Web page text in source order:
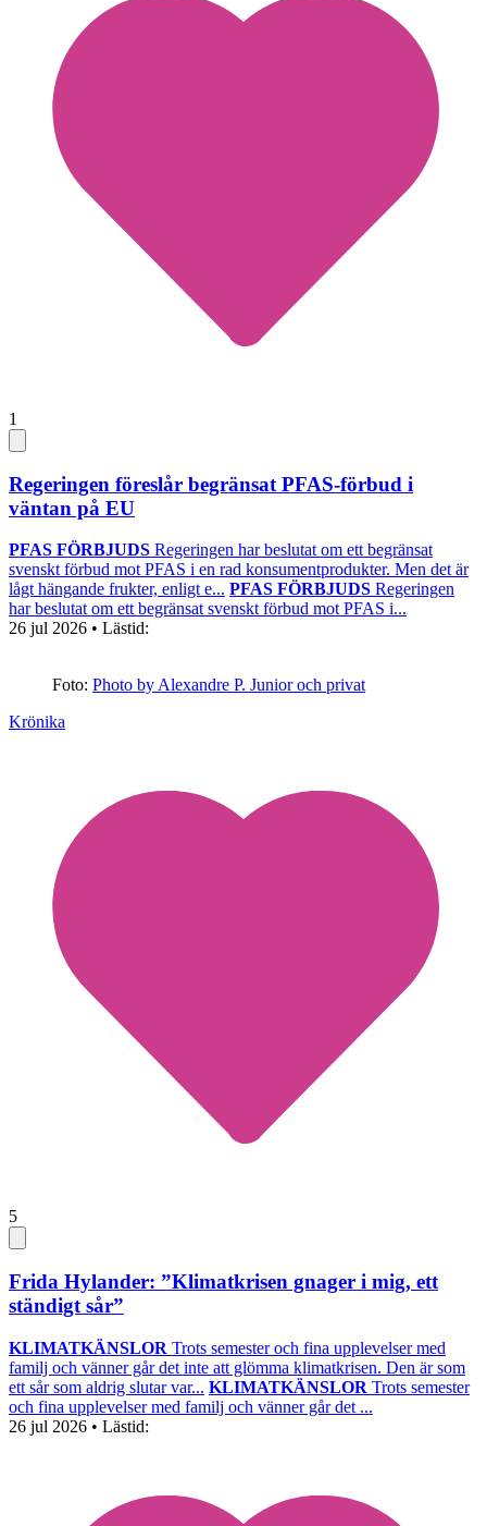
1
Regeringen föreslår begränsat PFAS-förbud i
väntan på EU
PFAS FÖRBJUDS Regeringen har beslutat om ett begränsat
svenskt förbud mot PFAS i en rad konsumentprodukter. Men det är
lågt hängande frukter, enligt e... PFAS FÖRBJUDS Regeringen
har beslutat om ett begränsat svenskt förbud mot PFAS i...
26 jul 2026 • Lästid:
Foto: Photo by Alexandre P. Junior och privat
Krönika
5
Frida Hylander: ”Klimatkrisen gnager i mig, ett
ständigt sår”
KLIMATKÄNSLOR Trots semester och fina upplevelser med
familj och vänner går det inte att glömma klimatkrisen. Den är som
ett sår som aldrig slutar var... KLIMATKÄNSLOR Trots semester
och fina upplevelser med familj och vänner går det ...
26 jul 2026 • Lästid: